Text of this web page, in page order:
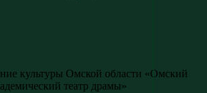
культуры Омской области «Омский
театр драмы»